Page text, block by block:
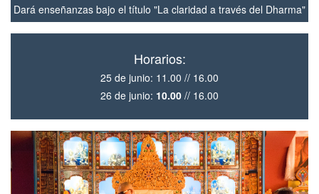
Dará enseñanzas bajo el título "La claridad a través del Dharma"
Horarios:
25 de junio: 11.00 // 16.00
26 de junio: 10.00 // 16.00